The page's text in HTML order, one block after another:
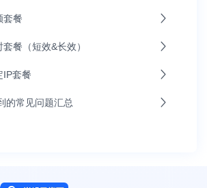
套餐
餐（短效&长效）
IP套餐
的常见问题汇总